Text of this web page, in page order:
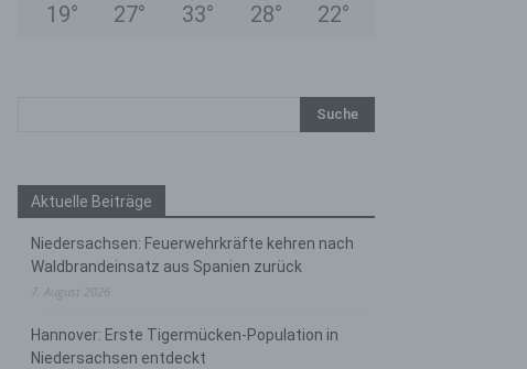
19° 27° 33° 28° 22°
Aktuelle Beiträge
Niedersachsen: Feuerwehrkräfte kehren nach
Waldbrandeinsatz aus Spanien zurück
7. August 2026
Hannover: Erste Tigermücken-Population in
Niedersachsen entdeckt